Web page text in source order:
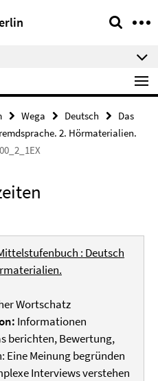
Wega Deutsch
Das
2. Hörmaterialien.
: Deutsch
Wortschatz
Informationen
berichten, Bewertung,
Meinung begründen
Interviews verstehen